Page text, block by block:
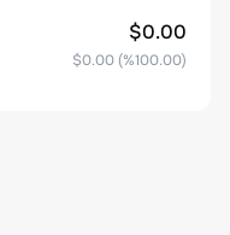
$0.00
$0.00 (%100.00)